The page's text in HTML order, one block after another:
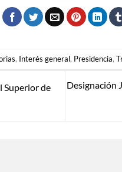
, Interés general, Presidencia,
Superior de
Designación